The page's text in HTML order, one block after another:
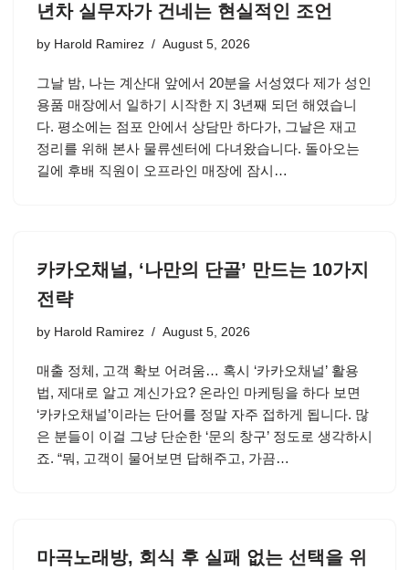
년차 실무자가 건네는 현실적인 조언
by Harold Ramirez August 5, 2026
그날 밤, 나는 계산대 앞에서 20분을 서성였다 제가 성인
용품 매장에서 일하기 시작한 지 3년째 되던 해였습니
다. 평소에는 점포 안에서 상담만 하다가, 그날은 재고
정리를 위해 본사 물류센터에 다녀왔습니다. 돌아오는
길에 후배 직원이 오프라인 매장에 잠시…
카카오채널, ‘나만의 단골’ 만드는 10가지
전략
by Harold Ramirez August 5, 2026
매출 정체, 고객 확보 어려움… 혹시 ‘카카오채널’ 활용
법, 제대로 알고 계신가요? 온라인 마케팅을 하다 보면
‘카카오채널’이라는 단어를 정말 자주 접하게 됩니다. 많
은 분들이 이걸 그냥 단순한 ‘문의 창구’ 정도로 생각하시
죠. “뭐, 고객이 물어보면 답해주고, 가끔…
마곡노래방, 회식 후 실패 없는 선택을 위